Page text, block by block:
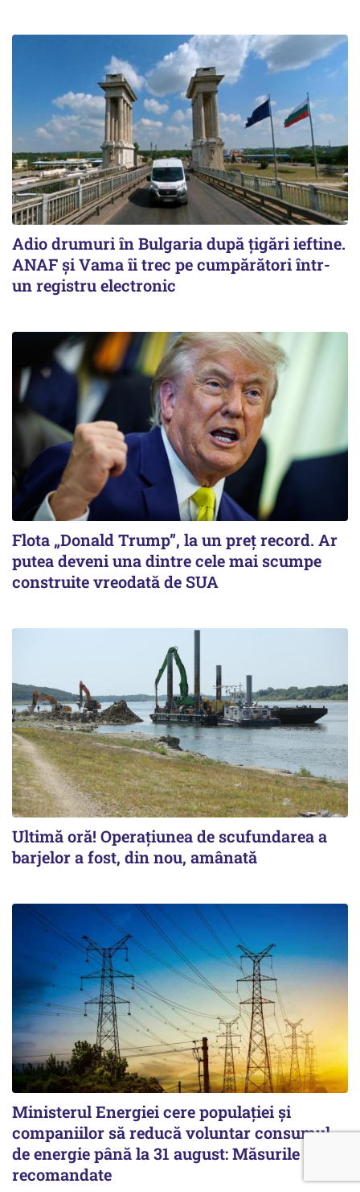
Adio drumuri în Bulgaria după țigări ieftine.
ANAF și Vama îi trec pe cumpărători într-
un registru electronic
Flota „Donald Trump”, la un preț record. Ar
putea deveni una dintre cele mai scumpe
construite vreodată de SUA
Ultimă oră! Operațiunea de scufundarea a
barjelor a fost, din nou, amânată
Ministerul Energiei cere populației și
companiilor să reducă voluntar consumul
de energie până la 31 august: Măsurile
recomandate